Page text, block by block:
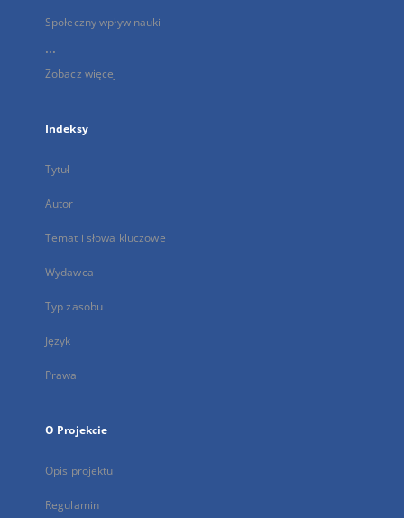
Społeczny wpływ nauki
...
Zobacz więcej
Indeksy
Tytuł
Autor
Temat i słowa kluczowe
Wydawca
Typ zasobu
Język
Prawa
O Projekcie
Opis projektu
Regulamin